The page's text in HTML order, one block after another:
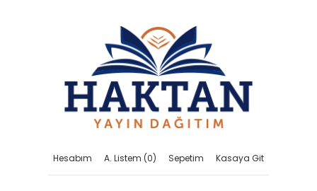
Hesabım A. Listem (0) Sepetim Kasaya Git